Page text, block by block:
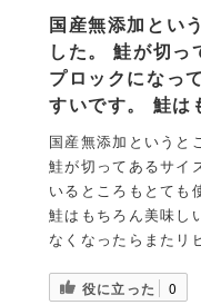
国産無添加とい
した。 鮭が切っ
プロックになっ
すいです。 鮭は
国産無添加というと
鮭が切ってあるサイ
いるところもとても
鮭はもちろん美味し
なくなったらまたリ
役に立った 0